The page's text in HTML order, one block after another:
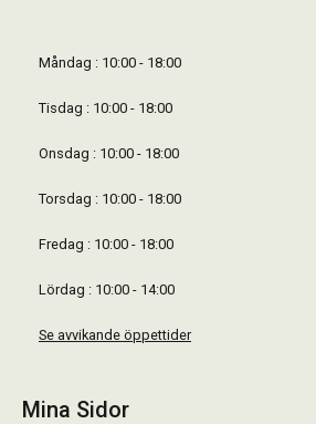
Måndag : 10:00 - 18:00
Tisdag : 10:00 - 18:00
Onsdag : 10:00 - 18:00
Torsdag : 10:00 - 18:00
Fredag : 10:00 - 18:00
Lördag : 10:00 - 14:00
Se avvikande öppettider
Mina Sidor